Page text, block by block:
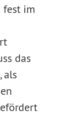
fest im
das
als